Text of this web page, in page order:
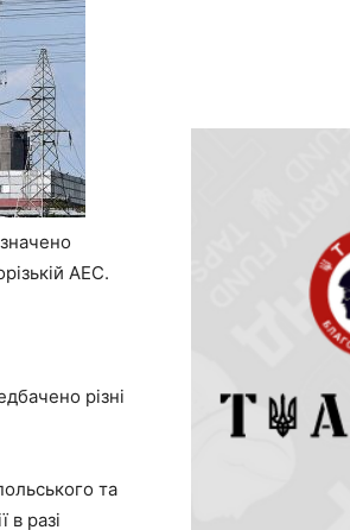
АЕС.
різні
та
в разі